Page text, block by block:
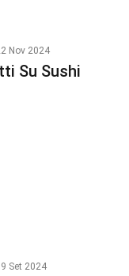
Nov 2024
Su Sushi
Set 2024